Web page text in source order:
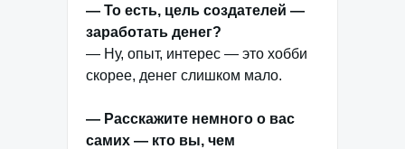
— То есть, цель создателей —
заработать денег?
— Ну, опыт, интерес — это хобби
скорее, денег слишком мало.
— Расскажите немного о вас
самих — кто вы, чем